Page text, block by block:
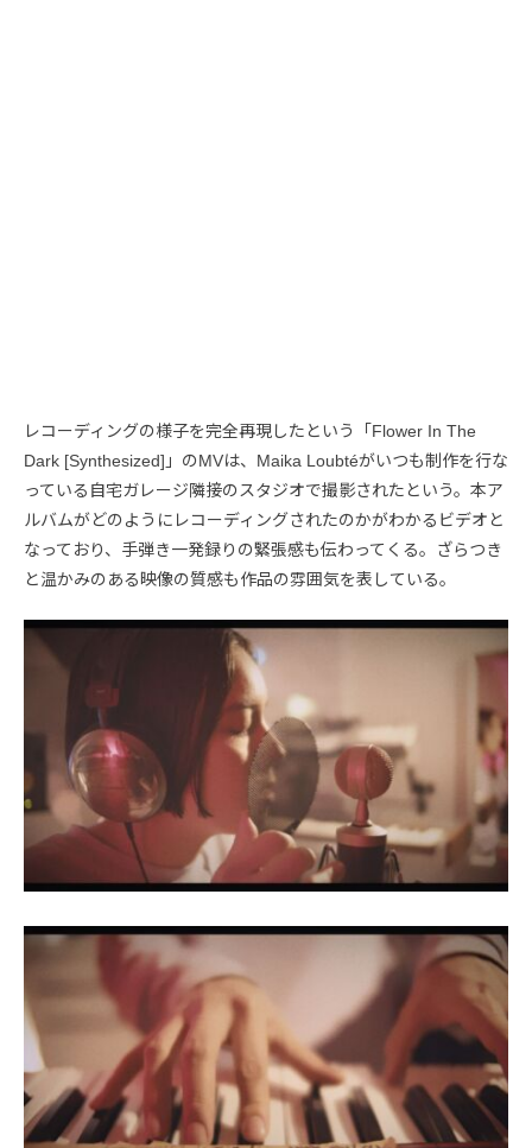
レコーディングの様子を完全再現したという「Flower In The
Dark [Synthesized]」のMVは、Maika Loubtéがいつも制作を行な
っている自宅ガレージ隣接のスタジオで撮影されたという。本ア
ルバムがどのようにレコーディングされたのかがわかるビデオと
なっており、手弾き一発録りの緊張感も伝わってくる。ざらつき
と温かみのある映像の質感も作品の雰囲気を表している。